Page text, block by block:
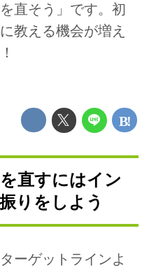
直そう」です。初
教える機会が増え
直すにはイン
りをしよう
ーゲットラインよ